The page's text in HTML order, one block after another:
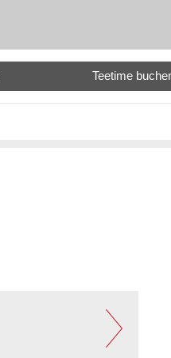
Teetime